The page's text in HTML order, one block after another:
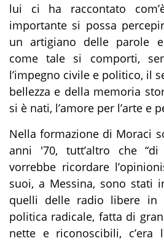
lui ci ha raccontato
importante si possa
un artigiano delle parole
come tale si comporti,
l’impegno civile e politico, il
bellezza e della memoria
si è nati, l’amore per l’arte e
Nella formazione di Moraci
anni '70, tutt’altro che
vorrebbe ricordare
suoi, a Messina, sono stati
quelli delle radio libere in
politica radicale, fatta di
nette e riconoscibili,